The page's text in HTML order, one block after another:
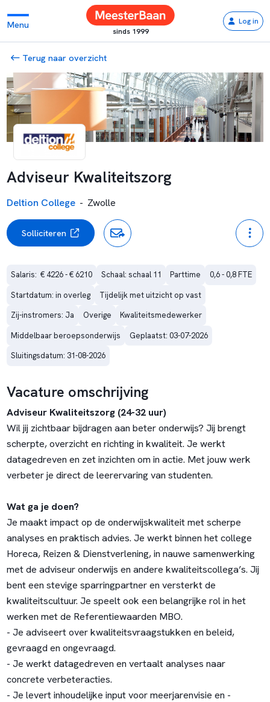
Menu
sinds 1999
Log in
Terug naar overzicht
Adviseur Kwaliteitszorg
Deltion College - Zwolle
Solliciteren
Salaris:  € 4226 - € 6210 Schaal: schaal 11 Parttime
0,6 - 0,8 FTE
Startdatum: in overleg
Tijdelijk met uitzicht op vast
Zij-instromers: Ja
Overige
Kwaliteitsmedewerker
Middelbaar beroepsonderwijs
Geplaatst: 03-07-2026
Sluitingsdatum: 31-08-2026
Vacature omschrijving
Adviseur Kwaliteitszorg (24-32 uur)
Wil jij zichtbaar bijdragen aan beter onderwijs? Jij brengt
scherpte, overzicht en richting in kwaliteit. Je werkt
datagedreven en zet inzichten om in actie. Met jouw werk
verbeter je direct de leerervaring van studenten.
Wat ga je doen?
Je maakt impact op de onderwijskwaliteit met scherpe
analyses en praktisch advies. Je werkt binnen het college
Horeca, Reizen & Dienstverlening, in nauwe samenwerking
met de adviseur onderwijs en andere kwaliteitscollega’s. Jij
bent een stevige sparringpartner en versterkt de
kwaliteitscultuur. Je speelt ook een belangrijke rol in het
werken met de Referentiewaarden MBO.
- Je adviseert over kwaliteitsvraagstukken en beleid,
gevraagd en ongevraagd.
- Je werkt datagedreven en vertaalt analyses naar
concrete verbeteracties.
- Je levert inhoudelijke input voor meerjarenvisie en -